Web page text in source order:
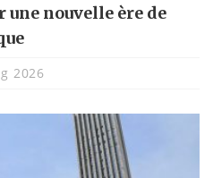
nouvelle ère de
2026